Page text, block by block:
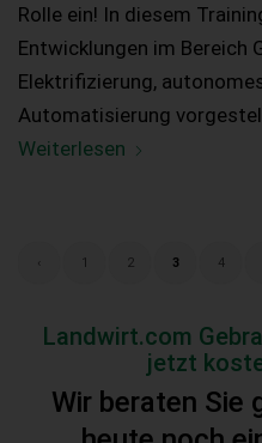
Rolle ein! In diesem
Entwicklungen im Bereich
Elektrifizierung,
Automatisierung
Weiterlesen
‹ 1 2 3 4
Landwirt.com
jetzt
Wir beraten Sie